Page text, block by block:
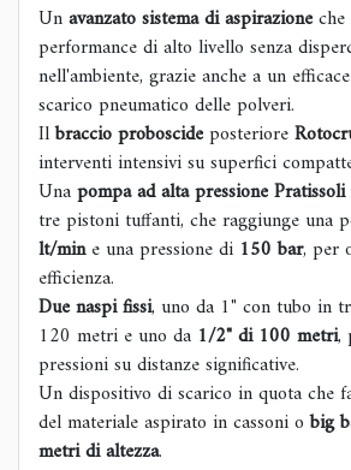
Unavanzato sistema di aspirazione
performance di alto livello senza
nell'ambiente, grazie anche a un
scarico pneumatico delle polveri.
Ilbraccio proboscideposteriore
interventi intensivi su superfici
Unapompa ad alta pressione
tre pistoni tuffanti, che raggiunge una
lt/mine una pressione di 150 bar, per
efficienza.
Due naspi fissi, uno da 1" con tubo in
120 metri e uno da 1/2" di 100 metri,
pressioni su distanze significative.
Un dispositivo di scarico in quota che
del materiale aspirato in cassoni obig
metri di altezza.